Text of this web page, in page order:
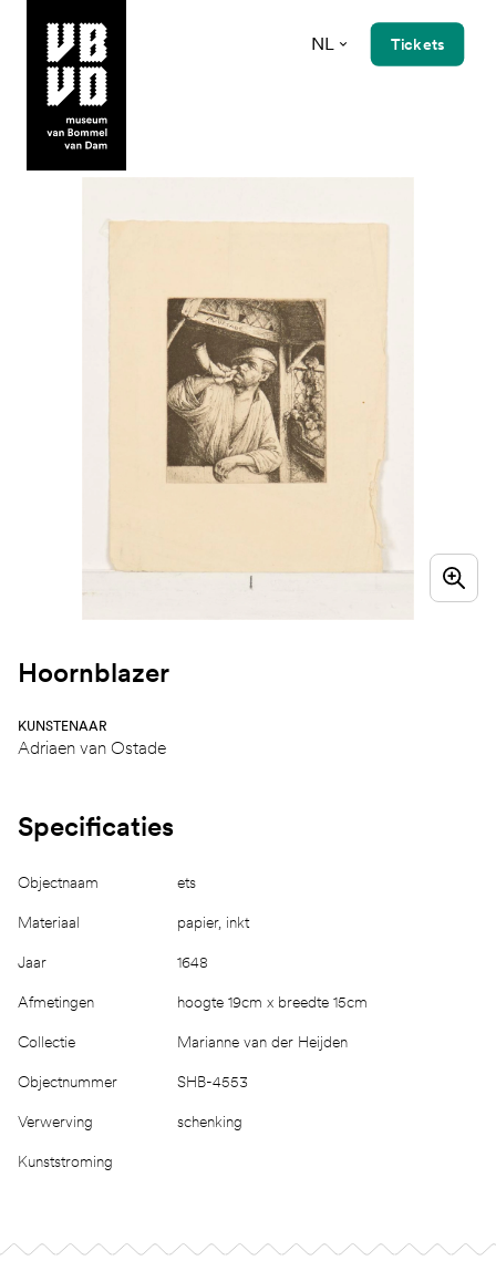
museum van Bommel van Dam
NL Tickets
Hoornblazer
KUNSTENAAR
Adriaen van Ostade
Specificaties
Objectnaam ets
Materiaal papier, inkt
Jaar 1648
Afmetingen hoogte 19cm x breedte 15cm
Collectie Marianne van der Heijden
Objectnummer SHB-4553
Verwerving schenking
Kunststroming